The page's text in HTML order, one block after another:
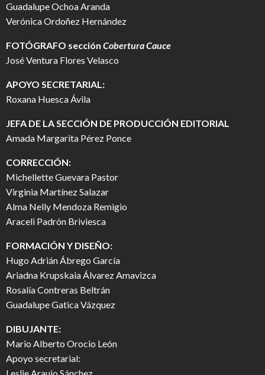
Guadalupe Ochoa Aranda
Verónica Ordoñez Hernández
FOTÓGRAFO sección Cobertura Cauce
José Ventura Flores Velasco
APOYO SECRETARIAL:
Roxana Huesca Ávila
JEFA DE LA SECCIÓN DE PRODUCCIÓN EDITORIAL
Amada Margarita Pérez Ponce
CORRECCIÓN:
Michellette Guevara Pastor
Virginia Martínez Salazar
Alma Nelly Mendoza Remigio
Araceli Padrón Briviesca
FORMACIÓN Y DISEÑO:
Hugo Adrián Ábrego García
Ariadna Krupskaia Álvarez Amavizca
Rosalía Contreras Beltrán
Guadalupe Gatica Vázquez
DIBUJANTE:
Mario Alberto Orocio León
Apoyo secretarial: